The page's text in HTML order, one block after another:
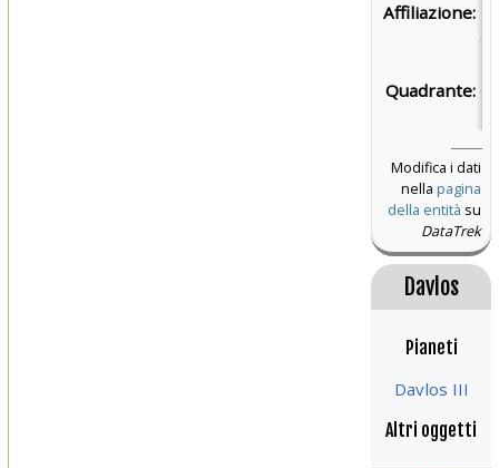
Affiliazione:
Quadrante:
Modifica i dati
nella pagina
della entità su
DataTrek
Davlos
Pianeti
Davlos III
Altri oggetti